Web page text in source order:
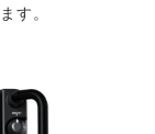
ます。